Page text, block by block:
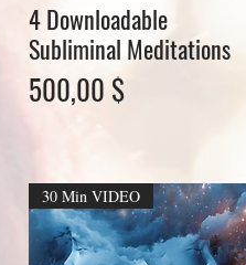
Schnellansicht
4 Downloadable
Subliminal Meditations
Preis
500,00 $
30 Min VIDEO